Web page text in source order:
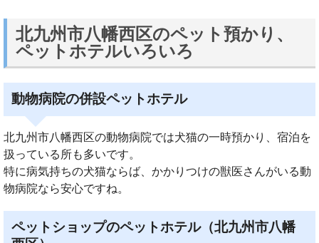
北九州市八幡西区のペット預かり、
ペットホテルいろいろ
動物病院の併設ペットホテル
北九州市八幡西区の動物病院では犬猫の一時預かり、宿泊を
扱っている所も多いです。
特に病気持ちの犬猫ならば、かかりつけの獣医さんがいる動
物病院なら安心ですね。
ペットショップのペットホテル（北九州市八幡